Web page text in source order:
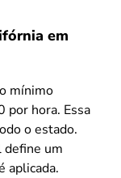
em
mínimo
por hora. Essa
o estado.
define um
aplicada.